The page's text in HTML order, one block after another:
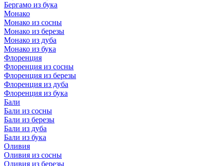
Бергамо из бука
Монако
Монако из сосны
Монако из березы
Монако из дуба
Монако из бука
Флоренция
Флоренция из сосны
Флоренция из березы
Флоренция из дуба
Флоренция из бука
Бали
Бали из сосны
Бали из березы
Бали из дуба
Бали из бука
Оливия
Оливия из сосны
Оливия из березы